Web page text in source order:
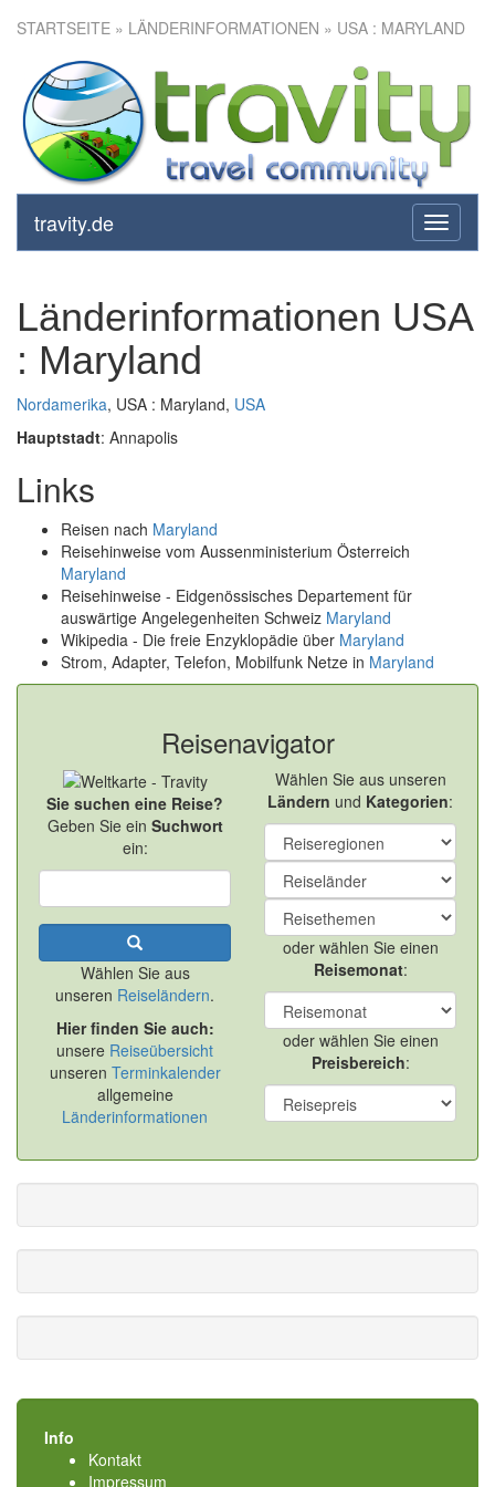
STARTSEITE » LÄNDERINFORMATIONEN » USA : MARYLAND
toggle
travity.de
Länderinformationen USA
: Maryland
Nordamerika, USA : Maryland, USA
Hauptstadt: Annapolis
Links
Reisen nach Maryland
Reisehinweise vom Aussenministerium Österreich
Maryland
Reisehinweise - Eidgenössisches Departement für
auswärtige Angelegenheiten Schweiz Maryland
Wikipedia - Die freie Enzyklopädie über Maryland
Strom, Adapter, Telefon, Mobilfunk Netze in Maryland
Reisenavigator
Sie suchen eine Reise?
Geben Sie ein Suchwort
ein:
Wählen Sie aus
unseren Reiseländern.
Hier finden Sie auch:
unsere Reiseübersicht
unseren Terminkalender
allgemeine
Länderinformationen
Wählen Sie aus unseren
Ländern und Kategorien:
oder wählen Sie einen
Reisemonat:
oder wählen Sie einen
Preisbereich:
Info
Kontakt
Impressum